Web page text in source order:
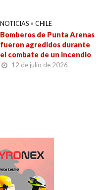
NOTICIAS • CHILE
Bomberos de Punta Arenas
fueron agredidos durante
el combate de un incendio
12 de julio de 2026